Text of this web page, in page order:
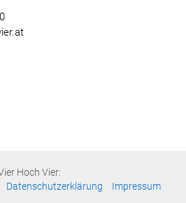
Hoch Vier:
Datenschutzerklärung Impressum